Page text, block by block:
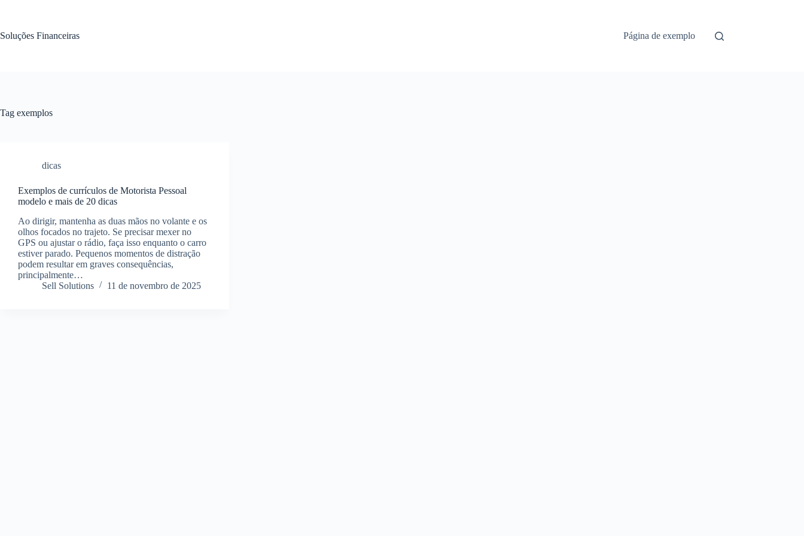
conteúdo
Soluções Financeiras Página de exemplo
Tag exemplos
dicas
Exemplos de currículos de Motorista Pessoal
modelo e mais de 20 dicas
Ao dirigir, mantenha as duas mãos no volante e os
olhos focados no trajeto. Se precisar mexer no
GPS ou ajustar o rádio, faça isso enquanto o carro
estiver parado. Pequenos momentos de distração
podem resultar em graves consequências,
principalmente…
Sell Solutions
11 de novembro de 2025